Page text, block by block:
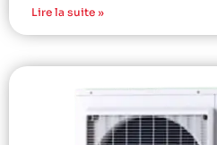
Lire la suite »